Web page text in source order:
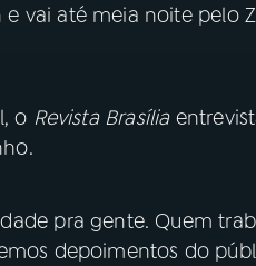
vai até meia noite pelo
o Revista Brasília
pra gente. Quem
depoimentos do